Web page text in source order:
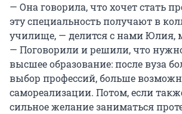
— Она говорила, что хочет стать
эту специальность получают в
училище, — делится с нами Юлия,
— Поговорили и решили, что
высшее образование: после вуза
выбор профессий, больше
самореализации. Потом, если
сильное желание заниматься